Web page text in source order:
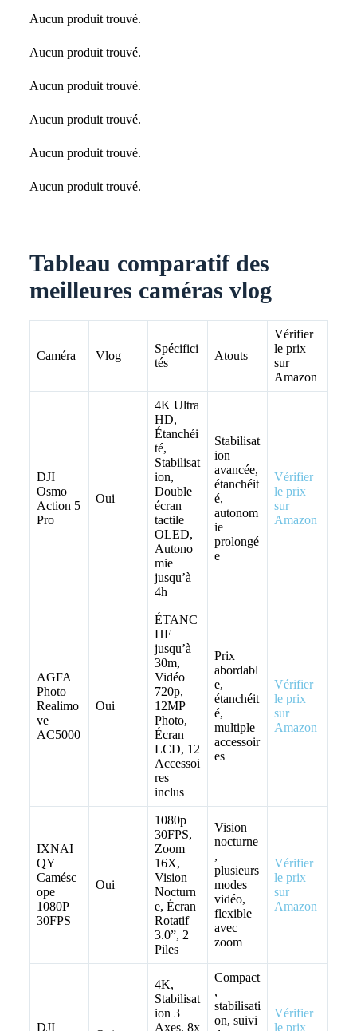
Aucun produit trouvé.
Aucun produit trouvé.
Aucun produit trouvé.
Aucun produit trouvé.
Aucun produit trouvé.
Aucun produit trouvé.
Tableau comparatif des
meilleures caméras vlog
Caméra Vlog
Spécifici
tés
Atouts
Vérifier
le prix
sur
Amazon
DJI
Osmo
Action 5
Pro
Oui
4K Ultra
HD,
Étanchéi
té,
Stabilisat
ion,
Double
écran
tactile
OLED,
Autono
mie
jusqu’à
4h
Stabilisat
ion
avancée,
étanchéit
é,
autonom
ie
prolongé
e
Vérifier
le prix
sur
Amazon
AGFA
Photo
Realimo
ve
AC5000
Oui
ÉTANC
HE
jusqu’à
30m,
Vidéo
720p,
12MP
Photo,
Écran
LCD, 12
Accessoi
res
inclus
Prix
abordabl
e,
étanchéit
é,
multiple
accessoir
es
Vérifier
le prix
sur
Amazon
IXNAI
QY
Camésc
ope
1080P
30FPS
Oui
1080p
30FPS,
Zoom
16X,
Vision
Nocturn
e, Écran
Rotatif
3.0”, 2
Piles
Vision
nocturne
,
plusieurs
modes
vidéo,
flexible
avec
zoom
Vérifier
le prix
sur
Amazon
DJI
4K,
Stabilisat
ion 3
Axes, 8x
Compact
,
stabilisati
on, suivi
Vérifier
le prix